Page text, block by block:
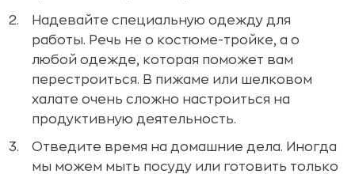
Надевайте специальную одежду для
работы. Речь не о костюме-тройке, а о
любой одежде, которая поможет вам
перестроиться. В пижаме или шелковом
халате очень сложно настроиться на
продуктивную деятельность.
Отведите время на домашние дела. Иногда
мы можем мыть посуду или готовить только